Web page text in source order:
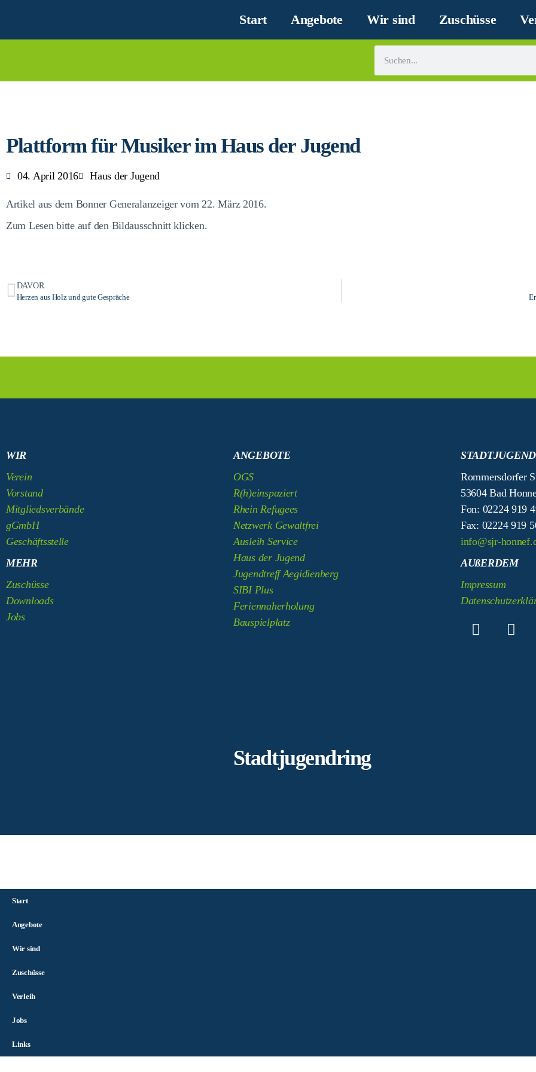
Start Angebote Wir sind Zuschüsse
Plattform für Musiker im Haus der Jugend
04. April 2016 Haus der Jugend
Artikel aus dem Bonner Generalanzeiger vom 22. März 2016.
Zum Lesen bitte auf den Bildausschnitt klicken.
DAVOR
Herzen aus Holz und gute Gespräche
WIR
Verein
Vorstand
Mitgliedsverbände
gGmbH
Geschäftsstelle
MEHR
Zuschüsse
Downloads
Jobs
ANGEBOTE
OGS
R(h)einspaziert
Rhein Refugees
Netzwerk Gewaltfrei
Ausleih Service
Haus der Jugend
Jugendtreff Aegidienberg
SIBI Plus
Feriennaherholung
Bauspielplatz
Rommersdorfer
53604 Bad
Fon: 02224 919
Fax: 02224 919
info@sjr-
AUßERDEM
Impressum
Stadtjugendring
Start
Angebote
Wir sind
Zuschüsse
Verleih
Jobs
Links